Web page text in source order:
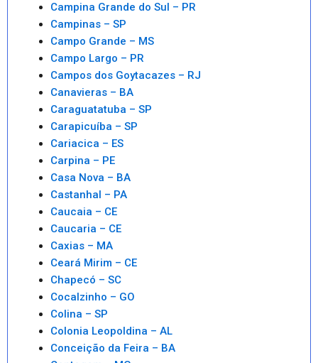
Campina Grande do Sul – PR
Campinas – SP
Campo Grande – MS
Campo Largo – PR
Campos dos Goytacazes – RJ
Canavieras – BA
Caraguatatuba – SP
Carapicuíba – SP
Cariacica – ES
Carpina – PE
Casa Nova – BA
Castanhal – PA
Caucaia – CE
Caucaria – CE
Caxias – MA
Ceará Mirim – CE
Chapecó – SC
Cocalzinho – GO
Colina – SP
Colonia Leopoldina – AL
Conceição da Feira – BA